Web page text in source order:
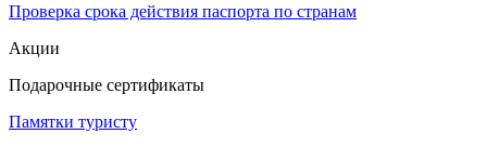
Проверка срока действия паспорта по странам
Акции
Подарочные сертификаты
Памятки туристу